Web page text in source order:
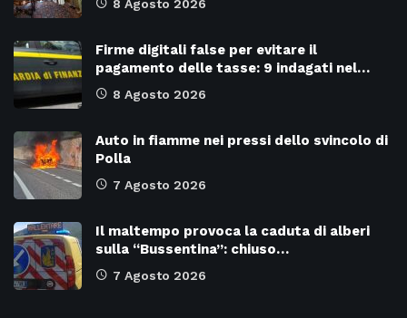
8 Agosto 2026
Firme digitali false per evitare il
pagamento delle tasse: 9 indagati nel…
8 Agosto 2026
Auto in fiamme nei pressi dello svincolo di
Polla
7 Agosto 2026
Il maltempo provoca la caduta di alberi
sulla “Bussentina”: chiuso…
7 Agosto 2026